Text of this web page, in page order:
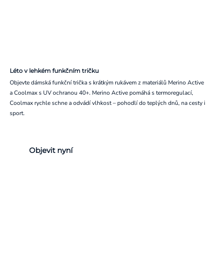
Léto v lehkém funkčním tričku
Objevte dámská funkční trička s krátkým rukávem z materiálů Merino Active
a Coolmax s UV ochranou 40+. Merino Active pomáhá s termoregulací,
Coolmax rychle schne a odvádí vlhkost – pohodlí do teplých dnů, na cesty i
sport.
Objevit nyní